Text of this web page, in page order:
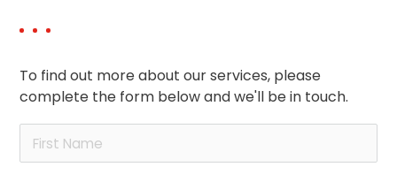
To find out more about our services, please
complete the form below and we'll be in touch.